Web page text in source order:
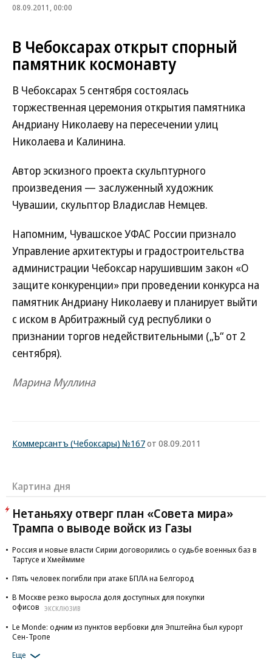
08.09.2011, 00:00
В Чебоксарах открыт спорный
памятник космонавту
В Чебоксарах 5 сентября состоялась
торжественная церемония открытия памятника
Андриану Николаеву на пересечении улиц
Николаева и Калинина.
Автор эскизного проекта скульптурного
произведения — заслуженный художник
Чувашии, скульптор Владислав Немцев.
Напомним, Чувашское УФАС России признало
Управление архитектуры и градостроительства
администрации Чебоксар нарушившим закон «О
защите конкуренции» при проведении конкурса на
памятник Андриану Николаеву и планирует выйти
с иском в Арбитражный суд республики о
признании торгов недействительными („Ъ“ от 2
сентября).
Марина Муллина
Коммерсантъ (Чебоксары) №167от 08.09.2011
Картина дня
Нетаньяху отверг план «Совета мира»
Трампа о выводе войск из Газы
Россия и новые власти Сирии договорились о судьбе военных баз в
Тартусе и Хмеймиме
Пять человек погибли при атаке БПЛА на Белгород
В Москве резко выросла доля доступных для покупки
офисов
ЭКСКЛЮЗИВ
Le Monde: одним из пунктов вербовки для Эпштейна был курорт
Сен-Тропе
Еще